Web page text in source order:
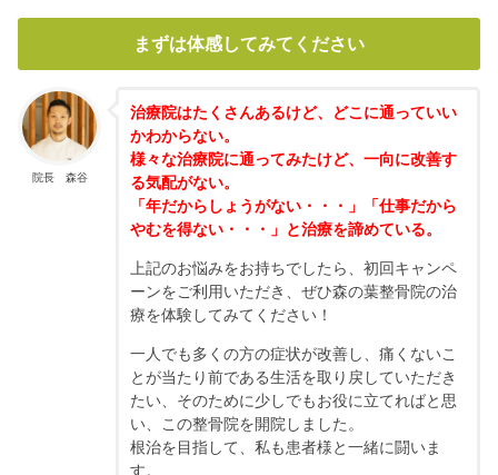
まずは体感してみてください
院長 森谷
治療院はたくさんあるけど、どこに通っていい
かわからない。
様々な治療院に通ってみたけど、一向に改善す
る気配がない。
「年だからしょうがない・・・」「仕事だから
やむを得ない・・・」と治療を諦めている。
上記のお悩みをお持ちでしたら、初回キャンペ
ーンをご利用いただき、ぜひ森の葉整骨院の治
療を体験してみてください！
一人でも多くの方の症状が改善し、痛くないこ
とが当たり前である生活を取り戻していただき
たい、そのために少しでもお役に立てればと思
い、この整骨院を開院しました。
根治を目指して、私も患者様と一緒に闘いま
す。